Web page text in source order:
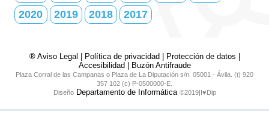
2020
2019 2018 2017
® Aviso Legal | Política de privacidad| Protección de datos |
Accesibilidad| Buzón Antifraude
Plaza Corral de las Campanas o Plaza de La Diputación s/n. 05001 - Ávila. (t) 920
357 102 (c) P-0500000-E.
DiseñoDepartamento de Informática ©2019|I♥Dip